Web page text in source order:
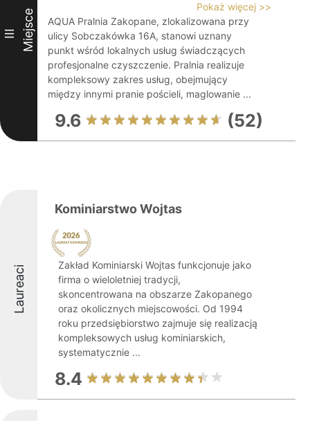
III Miejsce
Pokaż więcej >>
AQUA Pralnia Zakopane, zlokalizowana przy
ulicy Sobczakówka 16A, stanowi uznany
punkt wśród lokalnych usług świadczących
profesjonalne czyszczenie. Pralnia realizuje
kompleksowy zakres usług, obejmujący
między innymi pranie pościeli, maglowanie ...
9.6 (52)
Laureaci
Kominiarstwo Wojtas
Zakład Kominiarski Wojtas funkcjonuje jako
firma o wieloletniej tradycji,
skoncentrowana na obszarze Zakopanego
oraz okolicznych miejscowości. Od 1994
roku przedsiębiorstwo zajmuje się realizacją
kompleksowych usług kominiarskich,
systematycznie ...
8.4